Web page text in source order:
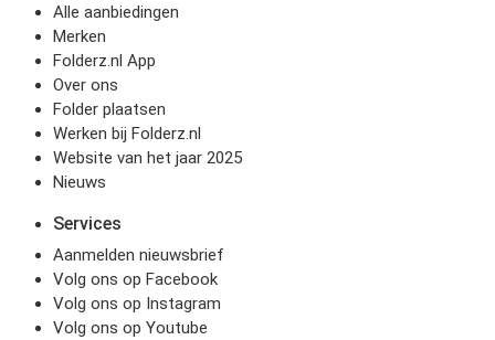
Alle aanbiedingen
Merken
Folderz.nl App
Over ons
Folder plaatsen
Werken bij Folderz.nl
Website van het jaar 2025
Nieuws
Services
Aanmelden nieuwsbrief
Volg ons op Facebook
Volg ons op Instagram
Volg ons op Youtube